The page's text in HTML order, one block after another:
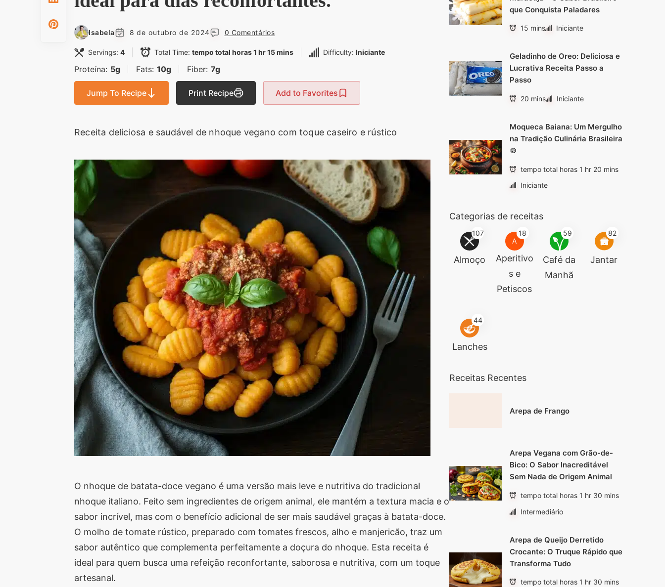
Isabela 8 de outubro de 2024 0 Comentários
Servings: 4 Total Time: tempo total horas 1 hr 15 mins Difficulty: Iniciante
Proteína: 5g Fats: 10g Fiber: 7g
Jump To Recipe Print Recipe Add to Favorites
Receita deliciosa e saudável de nhoque vegano com toque caseiro e rústico
O nhoque de batata-doce vegano é uma versão mais leve e nutritiva do tradicional
nhoque italiano. Feito sem ingredientes de origem animal, ele mantém a textura macia e o
sabor incrível, mas com o benefício adicional de ser mais saudável graças à batata-doce.
O molho de tomate rústico, preparado com tomates frescos, alho e manjericão, traz um
sabor autêntico que complementa perfeitamente a doçura do nhoque. Esta receita é
ideal para quem busca uma refeição reconfortante, saborosa e nutritiva, com um toque
artesanal.
que Conquista Paladares
15 mins Iniciante
Geladinho de Oreo: Deliciosa e
Lucrativa Receita Passo a
Passo
20 mins Iniciante
Moqueca Baiana: Um Mergulho
na Tradição Culinária Brasileira
🍲
tempo total horas 1 hr 20 mins
Iniciante
Categorias de receitas
107
Almoço
A
18
Aperitivo
s e
Petiscos
59
Café da
Manhã
82
Jantar
44
Lanches
Receitas Recentes
Arepa de Frango
Arepa Vegana com Grão-de-
Bico: O Sabor Inacreditável
Sem Nada de Origem Animal
tempo total horas 1 hr 30 mins
Intermediário
Arepa de Queijo Derretido
Crocante: O Truque Rápido que
Transforma Tudo
tempo total horas 1 hr 30 mins